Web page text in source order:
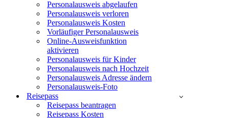
Personalausweis abgelaufen
Personalausweis verloren
Personalausweis Kosten
Vorläufiger Personalausweis
Online-Ausweisfunktion
aktivieren
Personalausweis für Kinder
Personalausweis nach Hochzeit
Personalausweis Adresse ändern
Personalausweis-Foto
Reisepass
Reisepass beantragen
Reisepass Kosten